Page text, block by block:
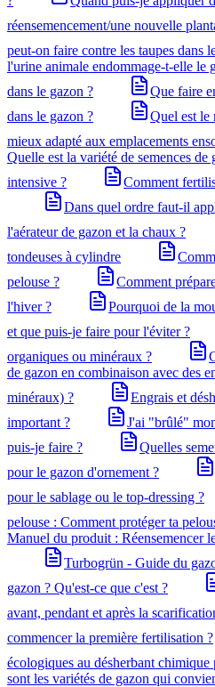
réensemencement/une nouvelle
peut-on faire contre les taupes dans
l'urine animale endommage-t-elle le
dans le gazon ?
Que faire
dans le gazon ?
Quel est le
mieux adapté aux emplacements
Quelle est la variété de semences
intensive ?
Comment
Dans quel ordre faut-il
l'aérateur de gazon et la chaux ?
tondeuses à cylindre
pelouse ?
Comment
l'hiver ?
Pourquoi de la
et que puis-je faire pour l'éviter ?
organiques ou minéraux ?
de gazon en combinaison avec des
minéraux) ?
Engrais et
important ?
J'ai "brûlé"
puis-je faire ?
Quelles
pour le gazon d'ornement ?
pour le sablage ou le top-dressing ?
pelouse : Comment protéger ta
Manuel du produit : Réensemencer
Turbogrün - Guide du
gazon ? Qu'est-ce que c'est ?
avant, pendant et après la
commencer la première fertilisation ?
écologiques au désherbant chimique
sont les variétés de gazon qui